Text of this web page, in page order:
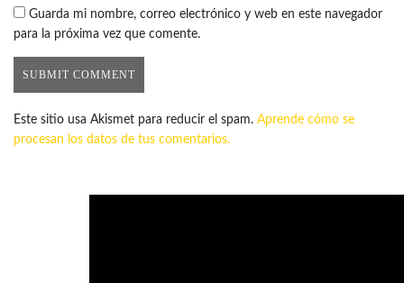
Guarda mi nombre, correo electrónico y web en este navegador
para la próxima vez que comente.
Este sitio usa Akismet para reducir el spam. Aprende cómo se
procesan los datos de tus comentarios.